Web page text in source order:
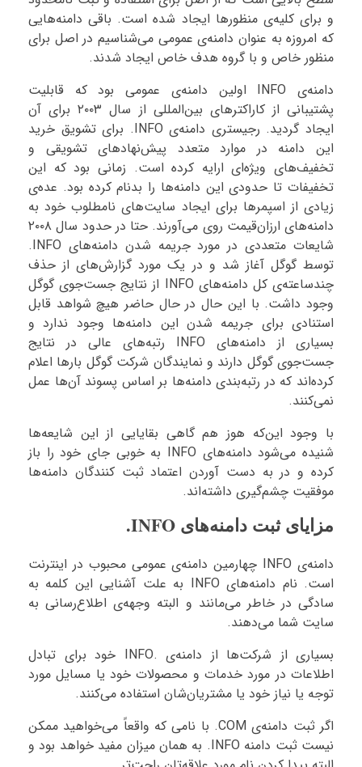
و برای کلیه‌ی منظورها ایجاد شده است. باقی دامنه‌هایی
که امروزه به عنوان دامنه‌ی عمومی می‌شناسیم در اصل برای
منظور خاص و با گروه هدف خاص ایجاد شدند.
دامنه‌ی INFO اولین دامنه‌ی عمومی بود که قابلیت
پشتیبانی از کاراکترهای بین‌المللی از سال ۲۰۰۳ برای آن
ایجاد گردید. رجیستری دامنه‌ی INFO. برای تشویق خرید
این دامنه در موارد متعدد پیش‌نهادهای تشویقی و
تخفیف‌های ویژه‌ای ارایه کرده است. زمانی بود که این
تخفیفات تا حدودی این دامنه‌ها را بدنام کرده بود. عده‌ی
زیادی از اسپمرها برای ایجاد سایت‌های نامطلوب خود به
دامنه‌های ارزان‌قیمت روی می‌آورند. حتا در حدود سال ۲۰۰۸
شایعات متعددی در مورد جریمه شدن دامنه‌های INFO.
توسط گوگل آغاز شد و در یک مورد گزارش‌های از حذف
چندساعته‌ی کل دامنه‌های INFO از نتایج جست‌جوی گوگل
وجود داشت. با این حال در حال حاضر هیچ شواهد قابل
استنادی برای جریمه شدن این دامنه‌ها وجود ندارد و
بسیاری از دامنه‌های INFO رتبه‌های عالی در نتایج
جست‌جوی گوگل دارند و نمایندگان شرکت گوگل بارها اعلام
کرده‌اند که در رتبه‌بندی دامنه‌ها بر اساس پسوند آن‌ها عمل
نمی‌کنند.
با وجود این‌که هوز هم گاهی بقایایی از این شایعه‌ها
شنیده می‌شود دامنه‌های INFO به خوبی جای خود را باز
کرده و در به دست آوردن اعتماد ثبت کنندگان دامنه‌ها
موفقیت چشم‌گیری داشته‌‌اند.
مزایای ثبت دامنه‌های INFO.
دامنه‌ی INFO چهارمین دامنه‌ی عمومی محبوب در اینترنت
است. نام دامنه‌های INFO به علت آشنایی این کلمه به
سادگی در خاطر می‌مانند و البته وجهه‌ی اطلاع‌رسانی به
سایت شما می‌دهند.
بسیاری از شرکت‌ها از دامنه‌ی .INFO خود برای تبادل
اطلاعات در مورد خدمات و محصولات خود یا مسایل مورد
توجه یا نیاز خود یا مشتریان‌شان استفاده می‌کنند.
اگر ثبت دامنه‌ی COM. با نامی که واقعاً می‌خواهید ممکن
نیست ثبت دامنه INFO. به همان میزان مفید خواهد بود و